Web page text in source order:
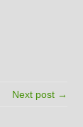
Next post →